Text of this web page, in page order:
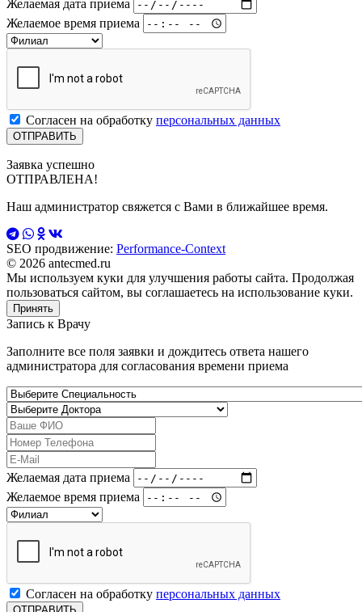
Желаемая дата приема
Желаемое время приема
Согласен на обработку персональных данных
Заявка успешно
ОТПРАВЛЕНА!
Наш администратор свяжется с Вами в ближайшее время.
SEO продвижение: Performance-Context
© 2026 antecmed.ru
Мы используем куки для улучшения работы сайта. Продолжая
пользоваться сайтом, вы соглашаетесь на использование куки.
Принять
Запись к Врачу
Заполните все поля заявки и дождитесь ответа нашего
администратора для согласования времени приема
Желаемая дата приема
Желаемое время приема
Согласен на обработку персональных данных